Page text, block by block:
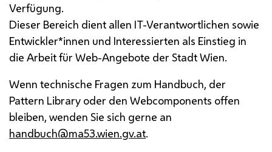
Verfügung.
Dieser Bereich dient allen IT-Verantwortlichen sowie
Entwickler*innen und Interessierten als Einstieg in
die Arbeit für Web-Angebote der Stadt Wien.
Wenn technische Fragen zum Handbuch, der
Pattern Library oder den Webcomponents offen
bleiben, wenden Sie sich gerne an
handbuch@ma53.wien.gv.at.